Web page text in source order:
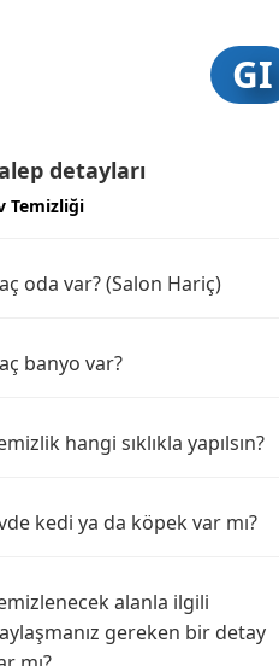
GI
detayları
Temizliği
oda var? (Salon Hariç)
banyo var?
hangi sıklıkla yapılsın?
kedi ya da köpek var mı?
alanla ilgili
gereken bir detay